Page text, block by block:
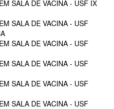
SALA DE VACINA - USF IX
SALA DE VACINA - USF
SALA DE VACINA - USF
SALA DE VACINA - USF
SALA DE VACINA - USF
SALA DE VACINA - USF